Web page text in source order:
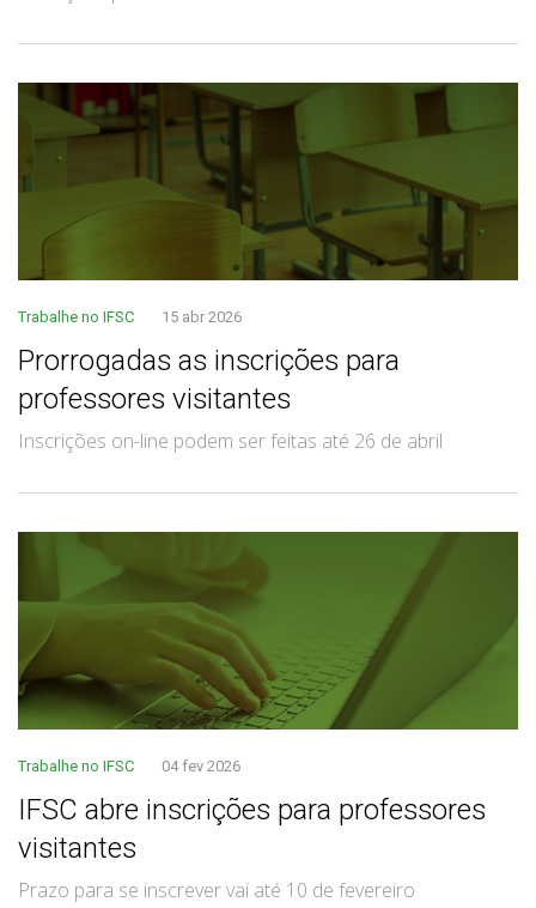
Trabalhe no IFSC 15 abr 2026
Prorrogadas as inscrições para
professores visitantes
Inscrições on-line podem ser feitas até 26 de abril
Trabalhe no IFSC 04 fev 2026
IFSC abre inscrições para professores
visitantes
Prazo para se inscrever vai até 10 de fevereiro